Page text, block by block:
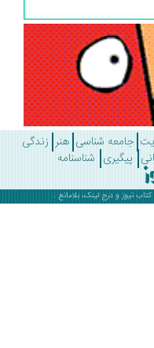
شناسی هنر زندگی
شناسنامه
و درج لینک، بلامانع .